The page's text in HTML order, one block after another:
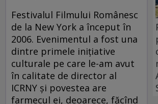
Festivalul Filmului Românesc
de la New York a început în
2006. Evenimentul a fost una
dintre primele iniţiative
culturale pe care le-am avut
în calitate de director al
ICRNY şi povestea are
farmecul ei, deoarece, făcînd